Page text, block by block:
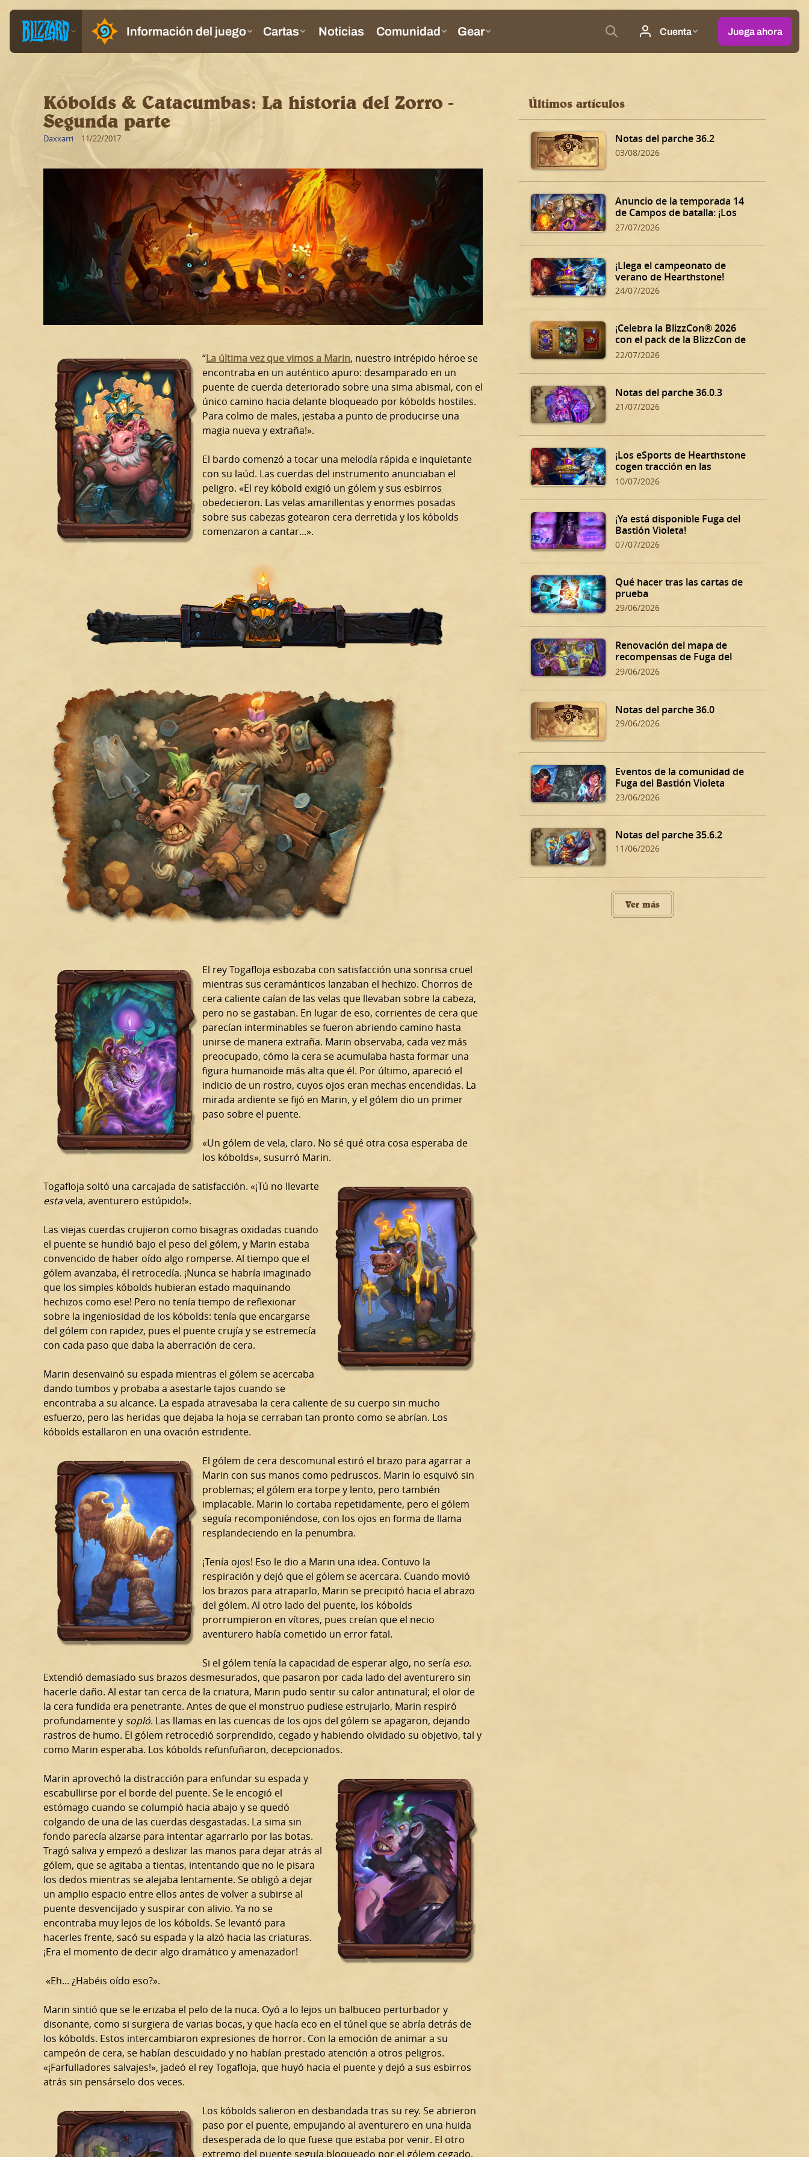
Kóbolds & Catacumbas: La historia del Zorro -
Segunda parte
Daxxarri 11/22/2017
“La última vez que vimos a Marin, nuestro intrépido héroe se
encontraba en un auténtico apuro: desamparado en un
puente de cuerda deteriorado sobre una sima abismal, con el
único camino hacia delante bloqueado por kóbolds hostiles.
Para colmo de males, ¡estaba a punto de producirse una
magia nueva y extraña!».
El bardo comenzó a tocar una melodía rápida e inquietante
con su laúd. Las cuerdas del instrumento anunciaban el
peligro. «El rey kóbold exigió un gólem y sus esbirros
obedecieron. Las velas amarillentas y enormes posadas
sobre sus cabezas gotearon cera derretida y los kóbolds
comenzaron a cantar...».
El rey Togafloja esbozaba con satisfacción una sonrisa cruel
mientras sus ceramánticos lanzaban el hechizo. Chorros de
cera caliente caían de las velas que llevaban sobre la cabeza,
pero no se gastaban. En lugar de eso, corrientes de cera que
parecían interminables se fueron abriendo camino hasta
unirse de manera extraña. Marin observaba, cada vez más
preocupado, cómo la cera se acumulaba hasta formar una
figura humanoide más alta que él. Por último, apareció el
indicio de un rostro, cuyos ojos eran mechas encendidas. La
mirada ardiente se fijó en Marin, y el gólem dio un primer
paso sobre el puente.
«Un gólem de vela, claro. No sé qué otra cosa esperaba de
los kóbolds», susurró Marin.
Togafloja soltó una carcajada de satisfacción. «¡Tú no llevarte
estavela, aventurero estúpido!».
Las viejas cuerdas crujieron como bisagras oxidadas cuando
el puente se hundió bajo el peso del gólem, y Marin estaba
convencido de haber oído algo romperse. Al tiempo que el
gólem avanzaba, él retrocedía. ¡Nunca se habría imaginado
que los simples kóbolds hubieran estado maquinando
hechizos como ese! Pero no tenía tiempo de reflexionar
sobre la ingeniosidad de los kóbolds: tenía que encargarse
del gólem con rapidez, pues el puente crujía y se estremecía
con cada paso que daba la aberración de cera.
Marin desenvainó su espada mientras el gólem se acercaba
dando tumbos y probaba a asestarle tajos cuando se
encontraba a su alcance. La espada atravesaba la cera caliente de su cuerpo sin mucho
esfuerzo, pero las heridas que dejaba la hoja se cerraban tan pronto como se abrían. Los
kóbolds estallaron en una ovación estridente.
El gólem de cera descomunal estiró el brazo para agarrar a
Marin con sus manos como pedruscos. Marin lo esquivó sin
problemas; el gólem era torpe y lento, pero también
implacable. Marin lo cortaba repetidamente, pero el gólem
seguía recomponiéndose, con los ojos en forma de llama
resplandeciendo en la penumbra.
¡Tenía ojos! Eso le dio a Marin una idea. Contuvo la
respiración y dejó que el gólem se acercara. Cuando movió
los brazos para atraparlo, Marin se precipitó hacia el abrazo
del gólem. Al otro lado del puente, los kóbolds
prorrumpieron en vítores, pues creían que el necio
aventurero había cometido un error fatal.
Si el gólem tenía la capacidad de esperar algo, no sería eso.
Extendió demasiado sus brazos desmesurados, que pasaron por cada lado del aventurero sin
hacerle daño. Al estar tan cerca de la criatura, Marin pudo sentir su calor antinatural; el olor de
la cera fundida era penetrante. Antes de que el monstruo pudiese estrujarlo, Marin respiró
profundamente y sopló. Las llamas en las cuencas de los ojos del gólem se apagaron, dejando
rastros de humo. El gólem retrocedió sorprendido, cegado y habiendo olvidado su objetivo, tal y
como Marin esperaba. Los kóbolds refunfuñaron, decepcionados.
Marin aprovechó la distracción para enfundar su espada y
escabullirse por el borde del puente. Se le encogió el
estómago cuando se columpió hacia abajo y se quedó
colgando de una de las cuerdas desgastadas. La sima sin
fondo parecía alzarse para intentar agarrarlo por las botas.
Tragó saliva y empezó a deslizar las manos para dejar atrás al
gólem, que se agitaba a tientas, intentando que no le pisara
los dedos mientras se alejaba lentamente. Se obligó a dejar
un amplio espacio entre ellos antes de volver a subirse al
puente desvencijado y suspirar con alivio. Ya no se
encontraba muy lejos de los kóbolds. Se levantó para
hacerles frente, sacó su espada y la alzó hacia las criaturas.
¡Era el momento de decir algo dramático y amenazador!
«Eh... ¿Habéis oído eso?».
Marin sintió que se le erizaba el pelo de la nuca. Oyó a lo lejos un balbuceo perturbador y
disonante, como si surgiera de varias bocas, y que hacía eco en el túnel que se abría detrás de
los kóbolds. Estos intercambiaron expresiones de horror. Con la emoción de animar a su
campeón de cera, se habían descuidado y no habían prestado atención a otros peligros.
«¡Farfulladores salvajes!», jadeó el rey Togafloja, que huyó hacia el puente y dejó a sus esbirros
atrás sin pensárselo dos veces.
Los kóbolds salieron en desbandada tras su rey. Se abrieron
paso por el puente, empujando al aventurero en una huida
desesperada de lo que fuese que estaba por venir. El otro
extremo del puente seguía bloqueado por el gólem cegado,
Últimos artículos
Notas del parche 36.2
03/08/2026
Anuncio de la temporada 14
de Campos de batalla: ¡Los
Dones siniestros de Dalaran!
27/07/2026
¡Llega el campeonato de
verano de Hearthstone!
24/07/2026
¡Celebra la BlizzCon® 2026
con el pack de la BlizzCon de
Hearthstone!
22/07/2026
Notas del parche 36.0.3
21/07/2026
¡Los eSports de Hearthstone
cogen tracción en las
eliminatorias de verano!
10/07/2026
¡Ya está disponible Fuga del
Bastión Violeta!
07/07/2026
Qué hacer tras las cartas de
prueba
29/06/2026
Renovación del mapa de
recompensas de Fuga del
Bastión Violeta
29/06/2026
Notas del parche 36.0
29/06/2026
Eventos de la comunidad de
Fuga del Bastión Violeta
23/06/2026
Notas del parche 35.6.2
11/06/2026
Ver más